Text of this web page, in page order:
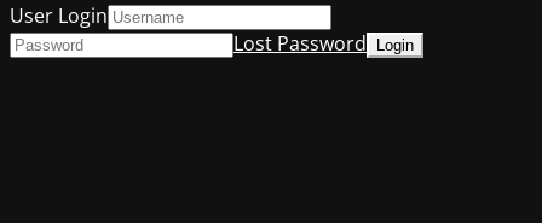
User Login
Lost Password